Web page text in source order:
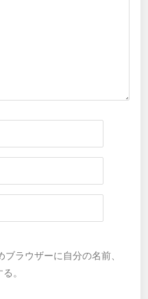
ラウザーに自分の名前、
。